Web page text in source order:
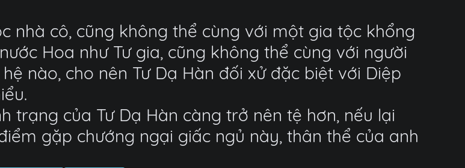
nhà cô, cũng không thể cùng với một gia tộc khổng
Hoa như Tư gia, cũng không thể cùng với người
nào, cho nên Tư Dạ Hàn đối xử đặc biệt với Diệp
trạng của Tư Dạ Hàn càng trở nên tệ hơn, nếu lại
gặp chướng ngại giấc ngủ này, thân thể của anh